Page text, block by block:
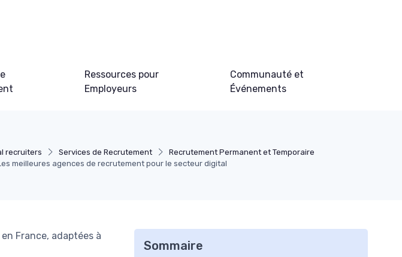
Ressources pour
Employeurs
Communauté et
Événements
recruiters Services de Recrutement
Recrutement Permanent et Temporaire
meilleures agences de recrutement pour le secteur digital
France, adaptées à
Sommaire